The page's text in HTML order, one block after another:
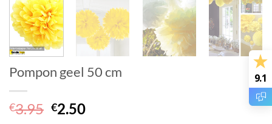
Pompon geel 50 cm
€3.95 Oorspronkelijke
€2.50Huidige
9.1